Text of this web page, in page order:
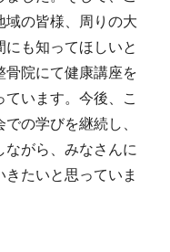
域の皆様、周りの大
にも知ってほしいと
骨院にて健康講座を
ています。今後、こ
の学びを継続し、
ながら、みなさんに
きたいと思っていま